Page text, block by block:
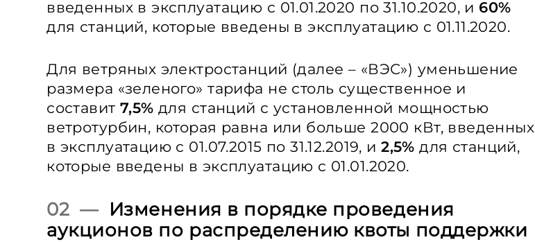
введенных в эксплуатацию с 01.01.2020 по 31.10.2020, и 60%
для станций, которые введены в эксплуатацию с 01.11.2020.
Для ветряных электростанций (далее – «ВЭС») уменьшение
размера «зеленого» тарифа не столь существенное и
составит 7,5% для станций с установленной мощностью
ветротурбин, которая равна или больше 2000 кВт, введенных
в эксплуатацию с 01.07.2015 по 31.12.2019, и2,5% для станций,
которые введены в эксплуатацию с 01.01.2020.
02 — Изменения в порядке проведения
аукционов по распределению квоты поддержки